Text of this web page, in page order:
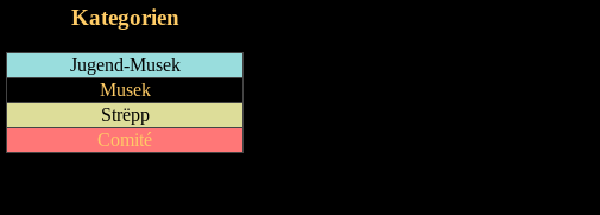
Kategorien
Jugend-Musek
Musek
Strëpp
Comité